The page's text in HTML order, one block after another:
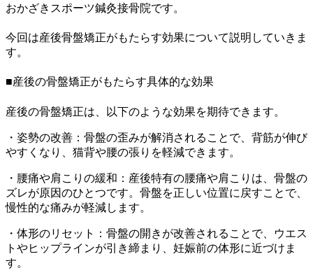
おかざきスポーツ鍼灸接骨院です。
今回は産後骨盤矯正がもたらす効果について説明していきま
す。
■産後の骨盤矯正がもたらす具体的な効果
産後の骨盤矯正は、以下のような効果を期待できます。
・姿勢の改善：骨盤の歪みが解消されることで、背筋が伸び
やすくなり、猫背や腰の張りを軽減できます。
・腰痛や肩こりの緩和：産後特有の腰痛や肩こりは、骨盤の
ズレが原因のひとつです。骨盤を正しい位置に戻すことで、
慢性的な痛みが軽減します。
・体形のリセット：骨盤の開きが改善されることで、ウエス
トやヒップラインが引き締まり、妊娠前の体形に近づけま
す。